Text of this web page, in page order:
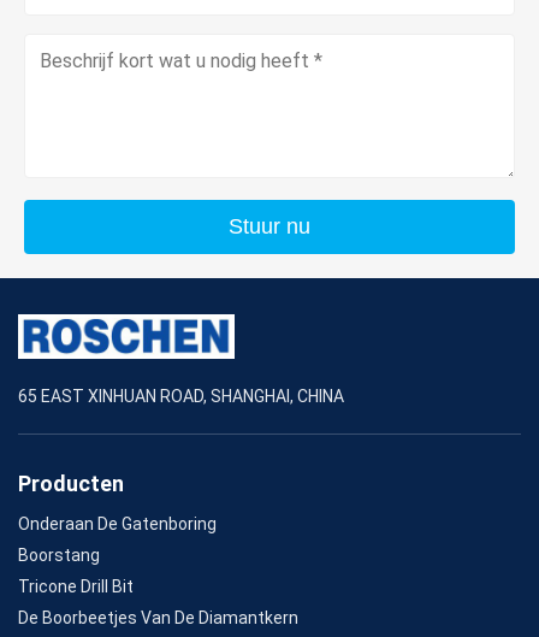
Stuur nu
65 EAST XINHUAN ROAD, SHANGHAI, CHINA
Producten
Onderaan De Gatenboring
Boorstang
Tricone Drill Bit
De Boorbeetjes Van De Diamantkern